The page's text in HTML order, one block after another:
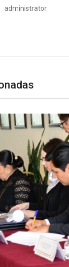
administrator